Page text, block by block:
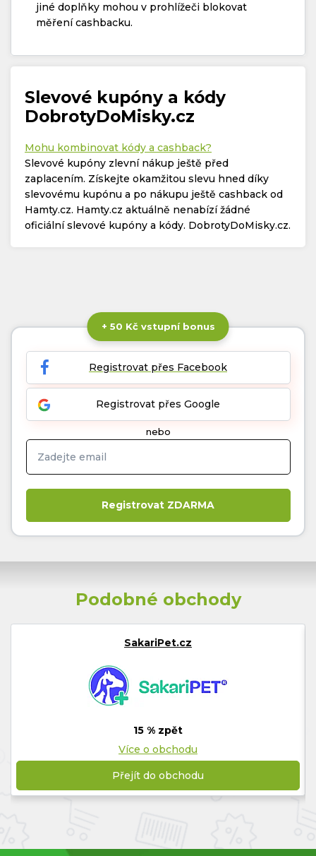
jiné doplňky mohou v prohlížeči blokovat
měření cashbacku.
Slevové kupóny a kódy
DobrotyDoMisky.cz
Mohu kombinovat kódy a cashback?
Slevové kupóny zlevní nákup ještě před
zaplacením. Získejte okamžitou slevu hned díky
slevovému kupónu a po nákupu ještě cashback od
Hamty.cz. Hamty.cz aktuálně nenabízí žádné
oficiální slevové kupóny a kódy. DobrotyDoMisky.cz.
+ 50 Kč vstupní bonus
Registrovat přes Facebook
Registrovat přes Google
nebo
Podobné obchody
SakariPet.cz
15 % zpět
Více o obchodu
Přejít do obchodu